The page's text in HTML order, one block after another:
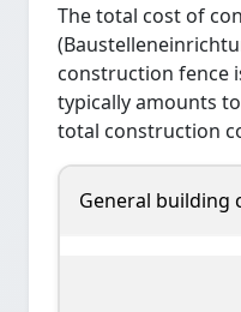
The total cost of
construction fence
typically amounts
total construction
General building